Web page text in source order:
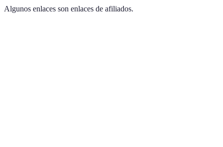
Algunos enlaces son enlaces de afiliados.